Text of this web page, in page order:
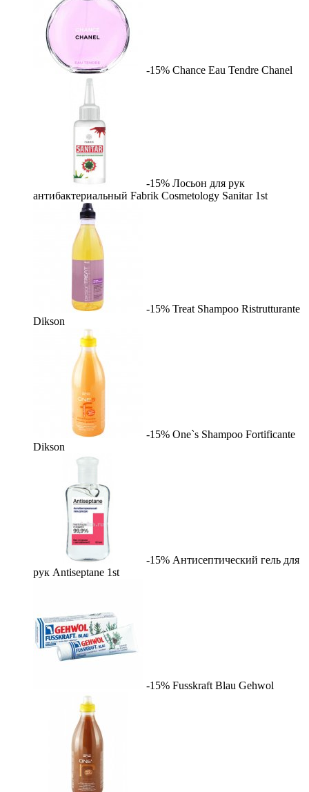
-15% Chance Eau Tendre Chanel
-15% Лосьон для рук
антибактериальный Fabrik Cosmetology Sanitar 1st
-15% Treat Shampoo Ristrutturante
Dikson
-15% One`s Shampoo Fortificante
Dikson
-15% Антисептический гель для
рук Antiseptane 1st
-15% Fusskraft Blau Gehwol